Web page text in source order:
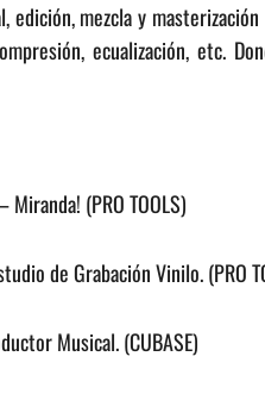
mezcla y
ecualización, etc.
(PRO TOOLS)
de Grabación Vinilo. (PRO
Musical. (CUBASE)